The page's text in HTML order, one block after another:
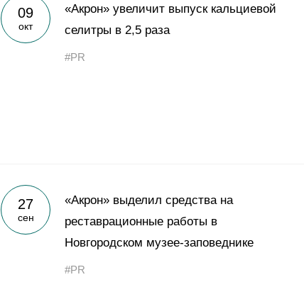
09
окт
«Акрон» увеличит выпуск кальциевой
селитры в 2,5 раза
#PR
27
сен
«Акрон» выделил средства на
реставрационные работы в
Новгородском музее-заповеднике
#PR